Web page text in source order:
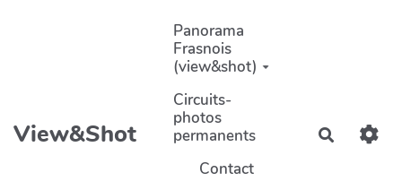
Aller au contenu principal
View&Shot
Panorama
Frasnois
(view&shot)
Circuits-
photos
permanents
Contact